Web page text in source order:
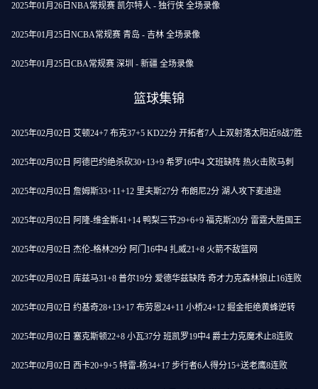
2025年01月26日NBA常规赛 凯尔特人 - 独行侠 全场录像
2025年01月25日NCBA常规赛 青岛 - 吉林 全场录像
2025年01月25日CBA常规赛 深圳 - 新疆 全场录像
篮球集锦
2025年02月02日 艾顿24+7 布克37+5 KD22分 开拓者7人上双射落太阳近8战7胜
2025年02月02日 阿德巴约绝杀砍30+13+9 希罗16中4 文班缺阵 热火击败马刺
2025年02月02日 詹姆斯33+11+12 里夫斯27分 布朗尼2分 湖人攻下麦迪逊
2025年02月02日 阿隆-维金斯41+14 鸭梨三节29+6+9 福克斯20分 雷霆大胜国王
2025年02月02日 杰伦-格林29分 阿门16中4 扎威21+8 火箭不敌篮网
2025年02月02日 库兹马31+8 普尔19分 爱德华兹缺阵 奇才力克森林狼止16连败
2025年02月02日 约基奇28+13+17 布劳恩24+11 小桥24+12 掘金拒绝黄蜂逆转
2025年02月02日 塞克斯顿22+8 小瓦37分 班凯罗19中4 爵士力克魔术止8连败
2025年02月02日 西卡20+9+5 特雷-杨34+17 步行者6人得分15+送老鹰8连败